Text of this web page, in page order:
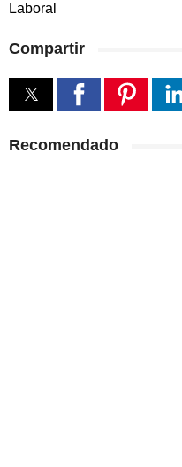
Laboral
Compartir
Recomendado